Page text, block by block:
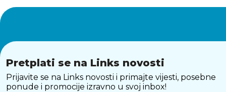
Pretplati se na Links novosti
Prijavite se na Links novosti i primajte vijesti, posebne
ponude i promocije izravno u svoj inbox!